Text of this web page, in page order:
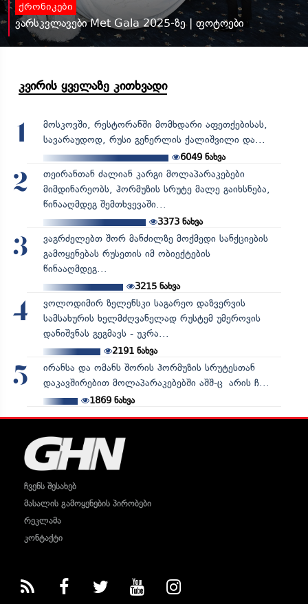
ქრონიკები
ვარსკვლავები Met Gala 2025-ზე | ფოტოები
კვირის ყველაზე კითხვადი
1
მოსკოვში, რესტორანში მომხდარი აფეთქებისას,
სავარაუდოდ, რუსი გენერლის ქალიშვილი და...
6049 ნახვა
2
თეირანთან ძალიან კარგი მოლაპარაკებები
მიმდინარეობს, ჰორმუზის სრუტე მალე გაიხსნება,
წინააღმდეგ შემთხვევაში...
3373ნახვა
3
ვაგრძელებთ შორ მანძილზე მოქმედი სანქციების
გამოყენებას რუსეთის იმ ობიექტების
წინააღმდეგ...
3215ნახვა
4
ვოლოდიმირ ზელენსკი საგარეო დაზვერვის
სამსახურის ხელმძღვანელად რუსტემ უმეროვის
დანიშვნას გეგმავს - უკრა...
2191ნახვა
5
ირანსა და ომანს შორის ჰორმუზის სრუტესთან
დაკავშირებით მოლაპარაკებებში აშშ-ც არის ჩ...
1869ნახვა
ჩვენს შესახებ
მასალის გამოყენების პირობები
რეკლამა
კონტაქტი